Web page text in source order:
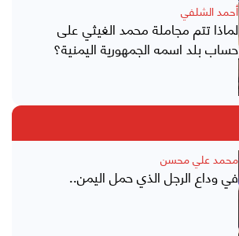
أحمد الشلفي
لماذا تتم مجاملة محمد الغيثي على
حساب بلد اسمه الجمهورية اليمنية؟
محمد علي محسن
في وداع الرجل الذي حمل اليمن..